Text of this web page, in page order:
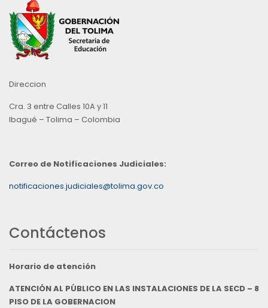
Direccion
Cra. 3 entre Calles 10A y 11
Ibagué – Tolima – Colombia
Correo de Notificaciones Judiciales:
notificaciones.judiciales@tolima.gov.co
Contáctenos
Horario de atención
ATENCIÓN AL PÚBLICO EN LAS INSTALACIONES DE LA SECD – 8
PISO DE LA GOBERNACION